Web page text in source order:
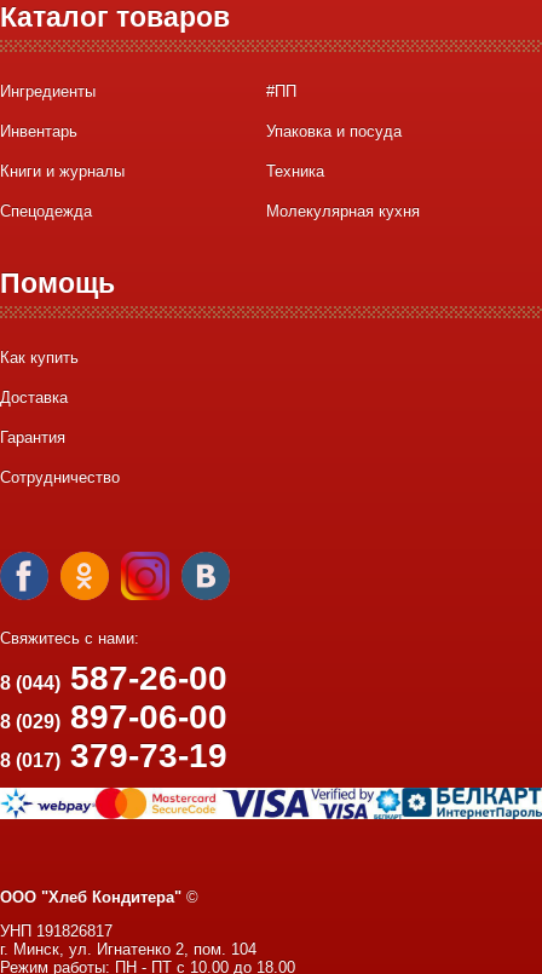
Каталог товаров
Ингредиенты #ПП
Инвентарь Упаковка и посуда
Книги и журналы Техника
Спецодежда Молекулярная кухня
Помощь
Как купить
Доставка
Гарантия
Сотрудничество
Свяжитесь с нами:
8 (044) 587-26-00
8 (029) 897-06-00
8 (017) 379-73-19
ООО "Хлеб Кондитера" ©
УНП 191826817
г. Минск, ул. Игнатенко 2, пом. 104
Режим работы: ПН - ПТ с 10.00 до 18.00